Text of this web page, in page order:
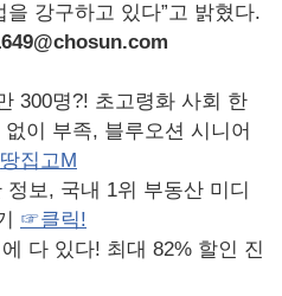
강구하고 있다”고 밝혔다.
300명?! 초고령화 사회 한
이 부족, 블루오션 시니어
땅집고M
보, 국내 1위 부동산 미디
☞클릭!
다 있다! 최대 82% 할인 진